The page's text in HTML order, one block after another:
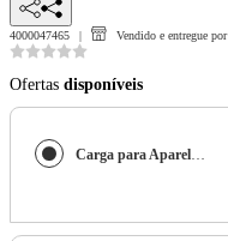
4000047465 Vendido e entregue por
Ofertas disponíveis
Carga para Aparelho de Barbear Gillette Fusion5 4un